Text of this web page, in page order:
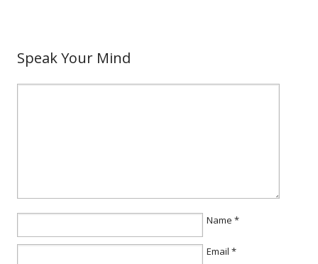
Speak Your Mind
Name *
Email *